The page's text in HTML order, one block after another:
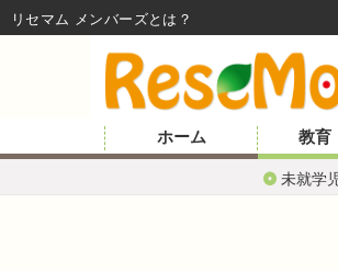
ホーム 教育
未就学
リセマム メンバーズ